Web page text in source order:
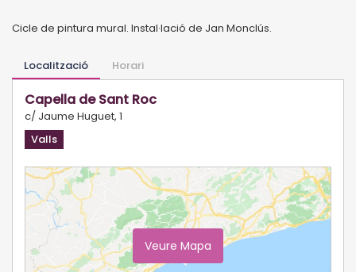
Cicle de pintura mural. Instal·lació de Jan Monclús.
Localització Horari
Capella de Sant Roc
c/ Jaume Huguet, 1
Valls
Veure Mapa